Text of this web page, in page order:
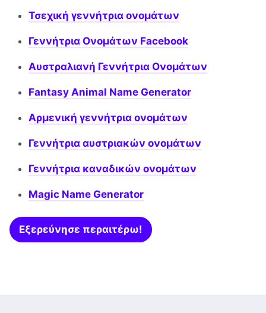
Τσεχική γεννήτρια ονομάτων
Γεννήτρια Ονομάτων Facebook
Αυστραλιανή Γεννήτρια Ονομάτων
Fantasy Animal Name Generator
Αρμενική γεννήτρια ονομάτων
Γεννήτρια αυστριακών ονομάτων
Γεννήτρια καναδικών ονομάτων
Magic Name Generator
Εξερεύνησε περαιτέρω!